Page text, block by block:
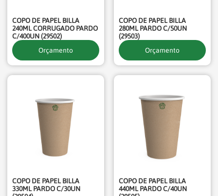
COPO DE PAPEL BILLA
240ML CORRUGADO PARDO
C/400UN (29502)
Orçamento
COPO DE PAPEL BILLA
280ML PARDO C/50UN
(29503)
Orçamento
COPO DE PAPEL BILLA
330ML PARDO C/30UN
COPO DE PAPEL BILLA
440ML PARDO C/40UN